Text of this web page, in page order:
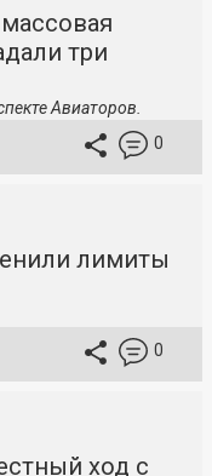
три
Авиаторов.
0
лимиты
0
ход с